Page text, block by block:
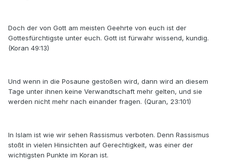
Doch der von Gott am meisten Geehrte von euch ist der
Gottesfürchtigste unter euch. Gott ist fürwahr wissend, kundig.
(Koran 49:13)
Und wenn in die Posaune gestoßen wird, dann wird an diesem
Tage unter ihnen keine Verwandtschaft mehr gelten, und sie
werden nicht mehr nach einander fragen. (Quran, 23:101)
In Islam ist wie wir sehen Rassismus verboten. Denn Rassismus
stoßt in vielen Hinsichten auf Gerechtigkeit, was einer der
wichtigsten Punkte im Koran ist.